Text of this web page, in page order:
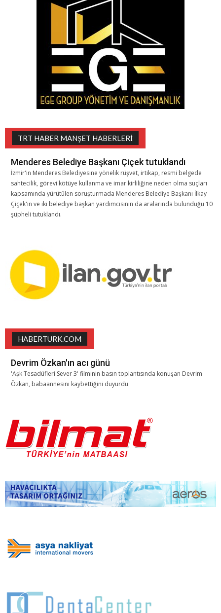
TRT HABER MANŞET HABERLERI
Menderes Belediye Başkanı Çiçek tutuklandı
İzmir'in Menderes Belediyesine yönelik rüşvet, irtikap, resmi belgede
sahtecilik, görevi kötüye kullanma ve imar kirliliğine neden olma suçları
kapsamında yürütülen soruşturmada Menderes Belediye Başkanı İlkay
Çiçek'in ve iki belediye başkan yardımcısının da aralarında bulunduğu 10
şüpheli tutuklandı.
HABERTURK.COM
Devrim Özkan'ın acı günü
'Aşk Tesadüfleri Sever 3' filminin basın toplantısında konuşan Devrim
Özkan, babaannesini kaybettiğini duyurdu